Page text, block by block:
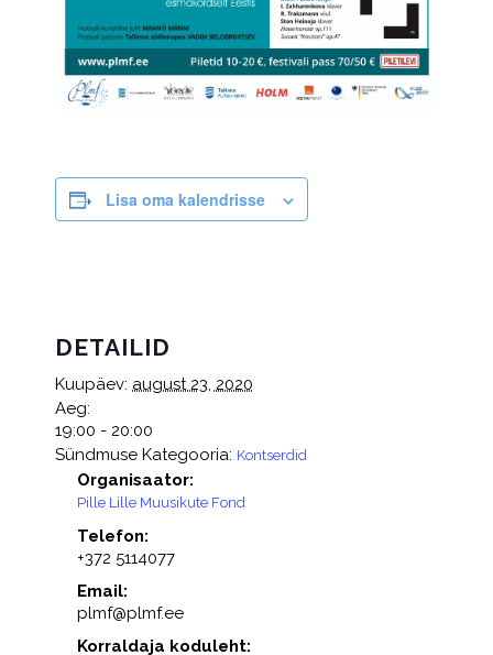
Lisa oma kalendrisse
DETAILID
Kuupäev: august 23, 2020
Aeg:
19:00 - 20:00
Sündmuse Kategooria: Kontserdid
Organisaator:
Pille Lille Muusikute Fond
Telefon:
+372 5114077
Email:
plmf@plmf.ee
Korraldaja koduleht: